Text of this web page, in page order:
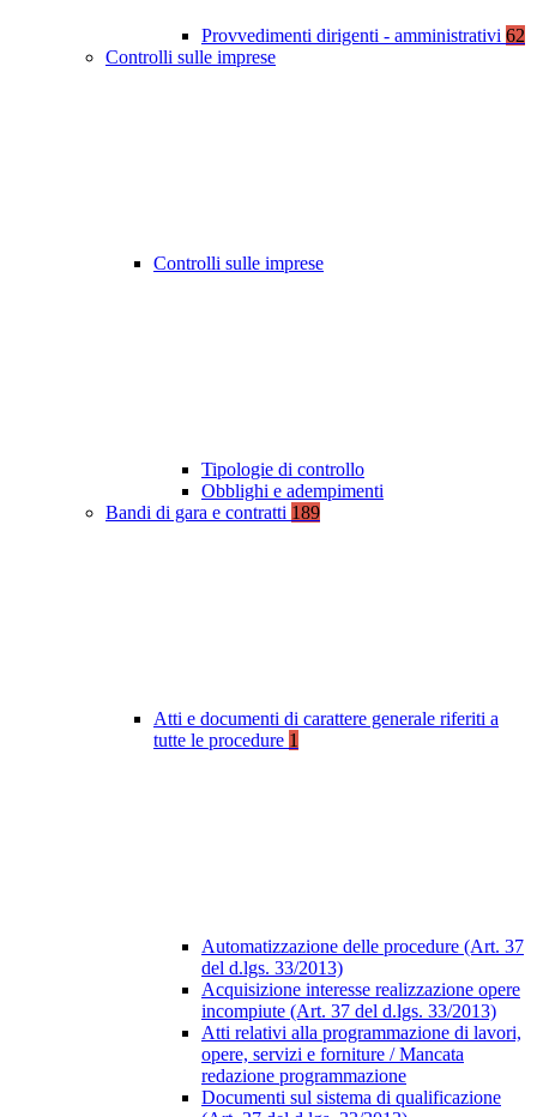
Provvedimenti dirigenti - amministrativi 62
Controlli sulle imprese
Controlli sulle imprese
Tipologie di controllo
Obblighi e adempimenti
Bandi di gara e contratti 189
Atti e documenti di carattere generale riferiti a
tutte le procedure 1
Automatizzazione delle procedure (Art. 37
del d.lgs. 33/2013)
Acquisizione interesse realizzazione opere
incompiute (Art. 37 del d.lgs. 33/2013)
Atti relativi alla programmazione di lavori,
opere, servizi e forniture / Mancata
redazione programmazione
Documenti sul sistema di qualificazione